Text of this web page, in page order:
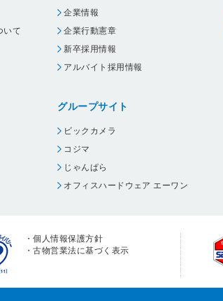
いて
企業情報
企業行動憲章
新卒採用情報
アルバイト採用情報
グループサイト
ビックカメラ
コジマ
じゃんぱら
オフィスハードウェア エーワン
・個人情報保護方針
・古物営業法に基づく表示